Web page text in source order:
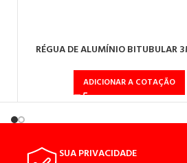
RÉGUA DE ALUMÍNIO BITUBULAR
ADICIONAR A COTAÇÃO
SUA PRIVACIDADE